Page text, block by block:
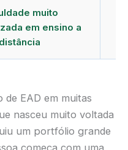
muito
em ensino a
distância
de EAD em muitas
nasceu muito voltada
um portfólio grande
começa com uma